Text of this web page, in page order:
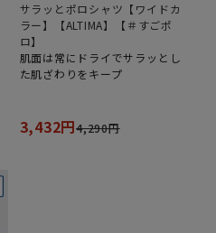
サラッとポロシャツ【ワイドカ
ラー】【ALTIMA】【＃すごポ
ロ】
肌面は常にドライでサラッとし
た肌ざわりをキープ
3,432円4,290円